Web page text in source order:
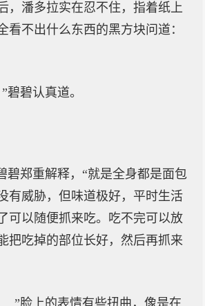
，潘多拉实在忍不住，指着纸上
看不出什么东西的黑方块问道：
碧碧认真道。
碧郑重解释，“就是全身都是面包
有威胁，但味道极好，平时生活
可以随便抓来吃。吃不完可以放
把吃掉的部位长好，然后再抓来
脸上的表情有些扭曲，像是在